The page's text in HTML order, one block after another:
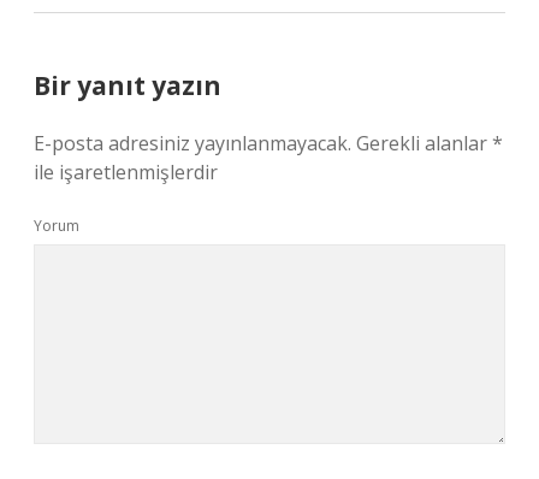
Bir yanıt yazın
E-posta adresiniz yayınlanmayacak. Gerekli alanlar*
ile işaretlenmişlerdir
Yorum